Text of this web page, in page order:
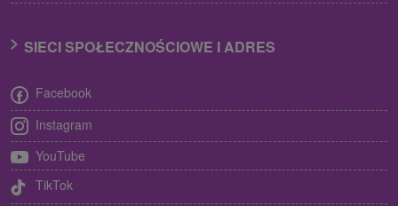
SIECI SPOŁECZNOŚCIOWE I ADRES
Facebook
Instagram
YouTube
TikTok